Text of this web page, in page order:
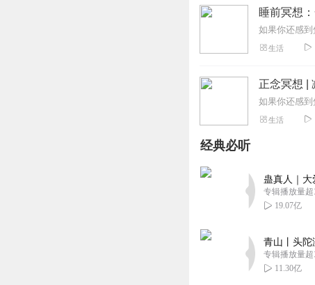
睡前冥想
生活
正念冥想 |
生活
经典必听
蛊真人｜大
专辑播放量
19.07亿
青山丨头陀
专辑播放量
11.30亿